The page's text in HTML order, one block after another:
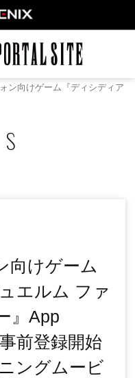
ン向けゲーム『ディシディア
向けゲーム
エルム ファ
』App
前登録開始
ングムービ